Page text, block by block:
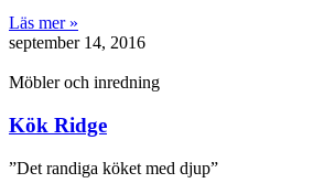
Läs mer »
september 14, 2016
Möbler och inredning
Kök Ridge
”Det randiga köket med djup”